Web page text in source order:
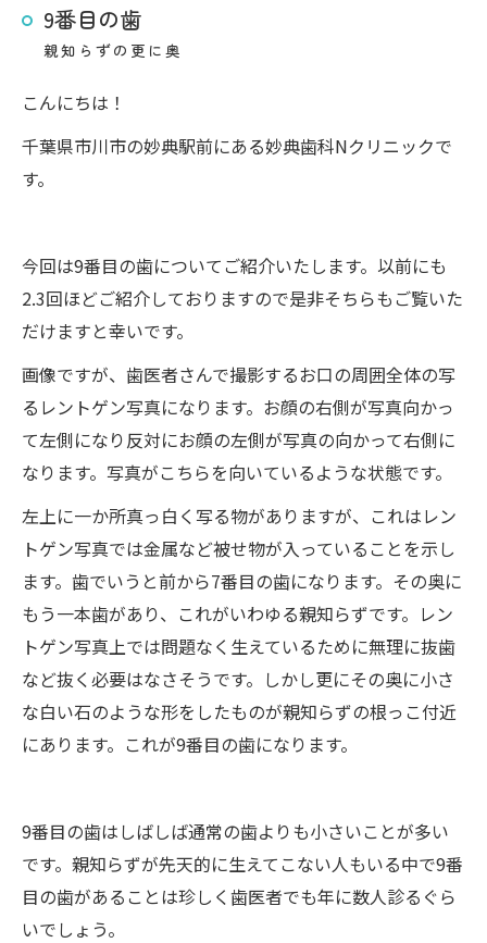
9番目の歯
親知らずの更に奥
こんにちは！
千葉県市川市の妙典駅前にある妙典歯科Nクリニックで
す。
今回は9番目の歯についてご紹介いたします。以前にも
2.3回ほどご紹介しておりますので是非そちらもご覧いた
だけますと幸いです。
画像ですが、歯医者さんで撮影するお口の周囲全体の写
るレントゲン写真になります。お顔の右側が写真向かっ
て左側になり反対にお顔の左側が写真の向かって右側に
なります。写真がこちらを向いているような状態です。
左上に一か所真っ白く写る物がありますが、これはレン
トゲン写真では金属など被せ物が入っていることを示し
ます。歯でいうと前から7番目の歯になります。その奥に
もう一本歯があり、これがいわゆる親知らずです。レン
トゲン写真上では問題なく生えているために無理に抜歯
など抜く必要はなさそうです。しかし更にその奥に小さ
な白い石のような形をしたものが親知らずの根っこ付近
にあります。これが9番目の歯になります。
9番目の歯はしばしば通常の歯よりも小さいことが多い
です。親知らずが先天的に生えてこない人もいる中で9番
目の歯があることは珍しく歯医者でも年に数人診るぐら
いでしょう。